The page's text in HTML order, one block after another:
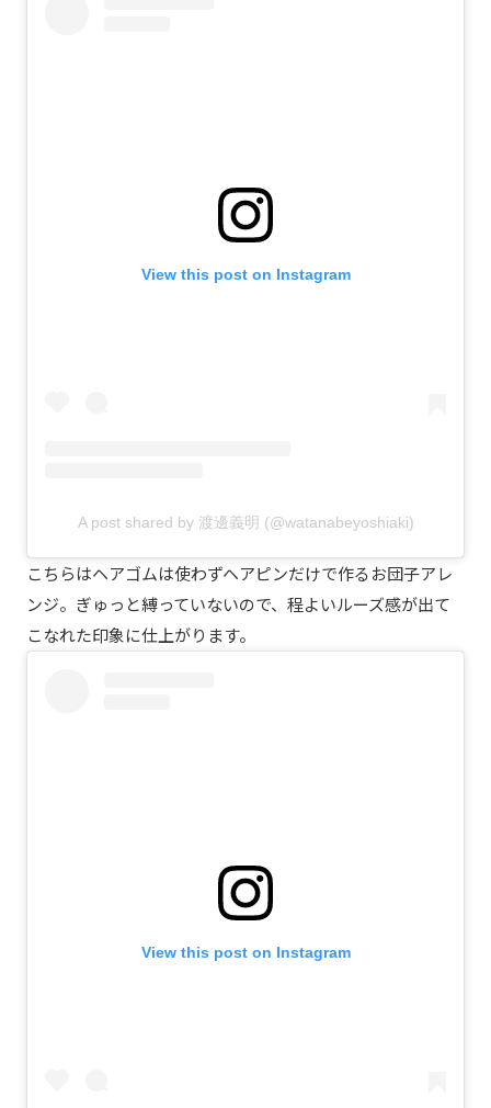
View this post on Instagram
A post shared by 渡邊義明 (@watanabeyoshiaki)
こちらはヘアゴムは使わずヘアピンだけで作るお団子アレ
ンジ。ぎゅっと縛っていないので、程よいルーズ感が出て
こなれた印象に仕上がります。
View this post on Instagram